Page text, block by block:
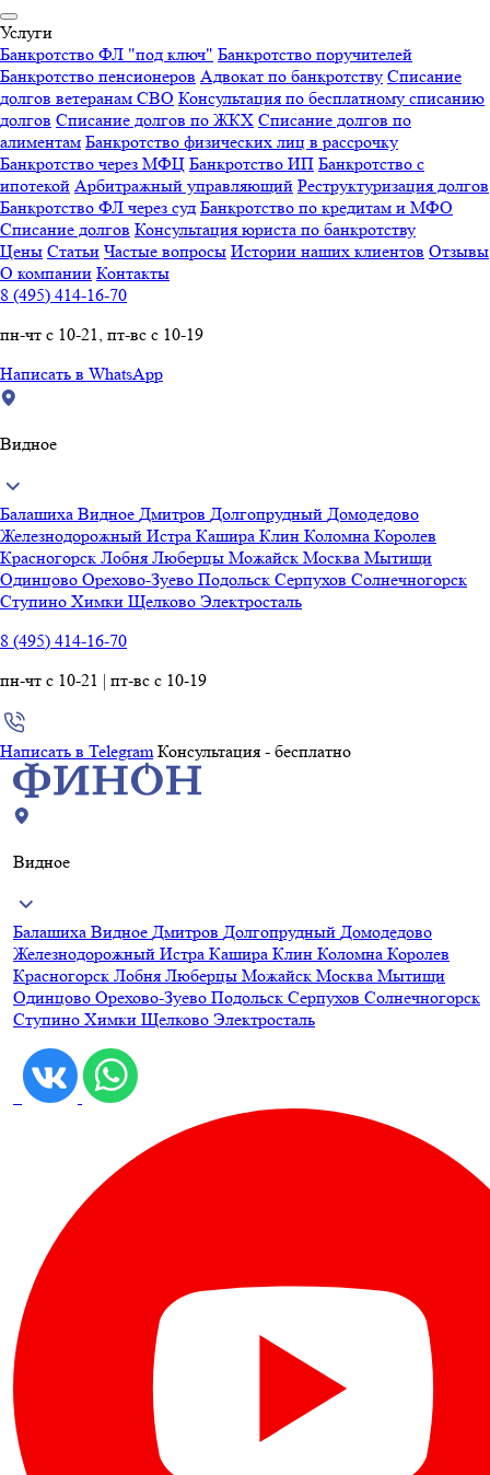
Услуги
Банкротство ФЛ "под ключ" Банкротство поручителей
Банкротство пенсионеров Адвокат по банкротству Списание
долгов ветеранам СВО Консультация по бесплатному списанию
долгов Списание долгов по ЖКХ Списание долгов по
алиментам Банкротство физических лиц в рассрочку
Банкротство через МФЦ Банкротство ИП Банкротство с
ипотекой Арбитражный управляющий Реструктуризация долгов
Банкротство ФЛ через суд Банкротство по кредитам и МФО
Списание долгов Консультация юриста по банкротству
Цены Статьи Частые вопросы Истории наших клиентов Отзывы
О компании Контакты
8 (495) 414-16-70
пн-чт с 10-21, пт-вс с 10-19
Написать в WhatsApp
Видное
Балашиха Видное Дмитров Долгопрудный Домодедово
Железнодорожный Истра Кашира Клин Коломна Королев
Красногорск Лобня Люберцы Можайск Москва Мытищи
Одинцово Орехово-Зуево Подольск Серпухов Солнечногорск
Ступино Химки Щелково Электросталь
8 (495) 414-16-70
пн-чт с 10-21 | пт-вс с 10-19
Написать в Telegram Консультация - бесплатно
Видное
Балашиха Видное Дмитров Долгопрудный Домодедово
Железнодорожный Истра Кашира Клин Коломна Королев
Красногорск Лобня Люберцы Можайск Москва Мытищи
Одинцово Орехово-Зуево Подольск Серпухов Солнечногорск
Ступино Химки Щелково Электросталь